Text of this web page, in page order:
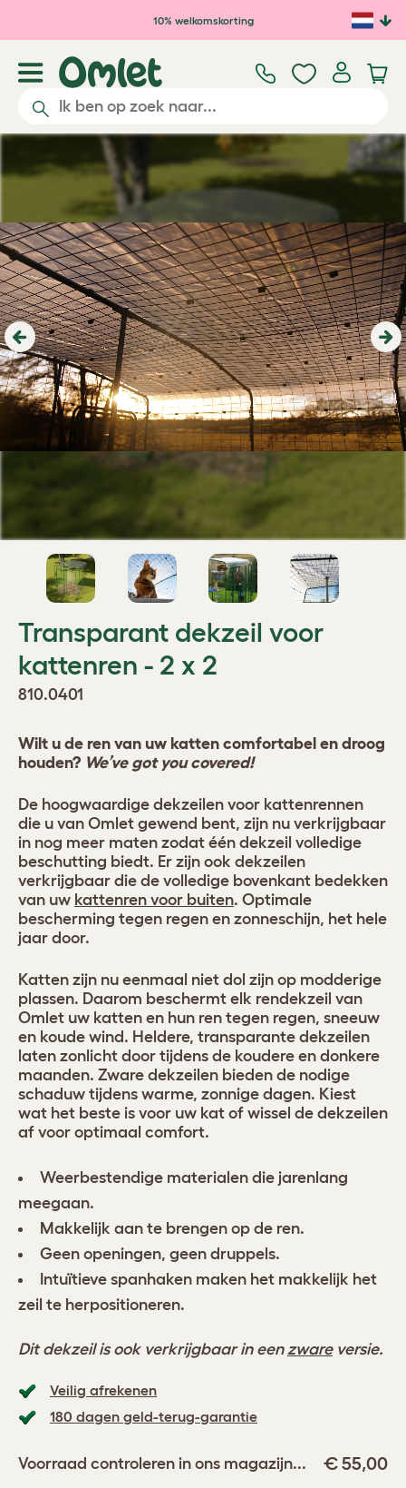
Ga naar de hoofdinhoud
10% welkomskorting
Previous
Transparant dekzeil voor
kattenren - 2 x 2
810.0401
Veilig afrekenen
180 dagen geld-terug-garantie
Voorraad controleren in ons magazijn... € 55,00
Wilt u de ren van uw katten comfortabel en droog
houden? We’ve got you covered!
De hoogwaardige dekzeilen voor kattenrennen
die u van Omlet gewend bent, zijn nu verkrijgbaar
in nog meer maten zodat één dekzeil volledige
beschutting biedt. Er zijn ook dekzeilen
verkrijgbaar die de volledige bovenkant bedekken
van uw kattenren voor buiten. Optimale
bescherming tegen regen en zonneschijn, het hele
jaar door.
Katten zijn nu eenmaal niet dol zijn op modderige
plassen. Daarom beschermt elk rendekzeil van
Omlet uw katten en hun ren tegen regen, sneeuw
en koude wind. Heldere, transparante dekzeilen
laten zonlicht door tijdens de koudere en donkere
maanden. Zware dekzeilen bieden de nodige
schaduw tijdens warme, zonnige dagen. Kiest
wat het beste is voor uw kat of wissel de dekzeilen
af voor optimaal comfort.
Weerbestendige materialen die jarenlang
meegaan.
Makkelijk aan te brengen op de ren.
Geen openingen, geen druppels.
Intuïtieve spanhaken maken het makkelijk het
zeil te herpositioneren.
Dit dekzeil is ook verkrijgbaar in eenzwareversie.